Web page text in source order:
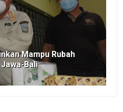
Mampu Rubah
Bali